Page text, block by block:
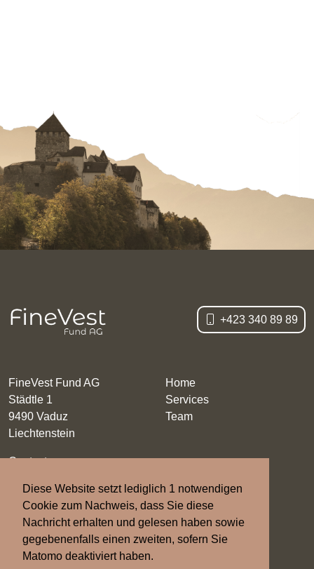
Diese Website setzt lediglich 1 notwendigen
Cookie zum Nachweis, dass Sie diese
Nachricht erhalten und gelesen haben sowie
gegebenenfalls einen zweiten, sofern Sie
Matomo deaktiviert haben.
+423 340 89 89
FineVest Fund AG
Städtle 1
9490 Vaduz
Liechtenstein
Home
Services
Team
Contact
Privacy